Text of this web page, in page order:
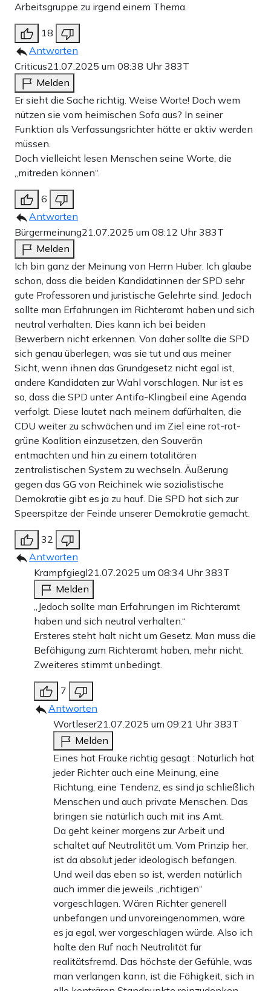
Arbeitsgruppe zu irgend einem Thema.
18
Antworten
Criticus21.07.2025 um 08:38 Uhr383T
Melden
Er sieht die Sache richtig. Weise Worte! Doch wem
nützen sie vom heimischen Sofa aus? In seiner
Funktion als Verfassungsrichter hätte er aktiv werden
müssen.
Doch vielleicht lesen Menschen seine Worte, die
„mitreden können“.
6
Antworten
Bürgermeinung21.07.2025 um 08:12 Uhr383T
Melden
Ich bin ganz der Meinung von Herrn Huber. Ich glaube
schon, dass die beiden Kandidatinnen der SPD sehr
gute Professoren und juristische Gelehrte sind. Jedoch
sollte man Erfahrungen im Richteramt haben und sich
neutral verhalten. Dies kann ich bei beiden
Bewerbern nicht erkennen. Von daher sollte die SPD
sich genau überlegen, was sie tut und aus meiner
Sicht, wenn ihnen das Grundgesetz nicht egal ist,
andere Kandidaten zur Wahl vorschlagen. Nur ist es
so, dass die SPD unter Antifa-Klingbeil eine Agenda
verfolgt. Diese lautet nach meinem dafürhalten, die
CDU weiter zu schwächen und im Ziel eine rot-rot-
grüne Koalition einzusetzen, den Souverän
entmachten und hin zu einem totalitären
zentralistischen System zu wechseln. Äußerung
gegen das GG von Reichinek wie sozialistische
Demokratie gibt es ja zu hauf. Die SPD hat sich zur
Speerspitze der Feinde unserer Demokratie gemacht.
32
Antworten
Krampfgiegl21.07.2025 um 08:34 Uhr383T
Melden
„Jedoch sollte man Erfahrungen im Richteramt
haben und sich neutral verhalten.“
Ersteres steht halt nicht um Gesetz. Man muss die
Befähigung zum Richteramt haben, mehr nicht.
Zweiteres stimmt unbedingt.
7
Antworten
Wortleser21.07.2025 um 09:21 Uhr383T
Melden
Eines hat Frauke richtig gesagt : Natürlich hat
jeder Richter auch eine Meinung, eine
Richtung, eine Tendenz, es sind ja schließlich
Menschen und auch private Menschen. Das
bringen sie natürlich auch mit ins Amt.
Da geht keiner morgens zur Arbeit und
schaltet auf Neutralität um. Vom Prinzip her,
ist da absolut jeder ideologisch befangen.
Und weil das eben so ist, werden natürlich
auch immer die jeweils „richtigen“
vorgeschlagen. Wären Richter generell
unbefangen und unvoreingenommen, wäre
es ja egal, wer vorgeschlagen würde. Also ich
halte den Ruf nach Neutralität für
realitätsfremd. Das höchste der Gefühle, was
man verlangen kann, ist die Fähigkeit, sich in